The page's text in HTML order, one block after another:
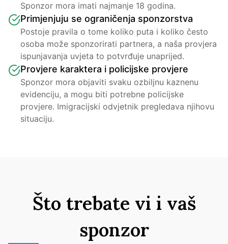
Sponzor mora imati najmanje 18 godina.
Primjenjuju se ograničenja sponzorstva
Postoje pravila o tome koliko puta i koliko često
osoba može sponzorirati partnera, a naša provjera
ispunjavanja uvjeta to potvrđuje unaprijed.
Provjere karaktera i policijske provjere
Sponzor mora objaviti svaku ozbiljnu kaznenu
evidenciju, a mogu biti potrebne policijske
provjere. Imigracijski odvjetnik pregledava njihovu
situaciju.
Što trebate vi i vaš
sponzor